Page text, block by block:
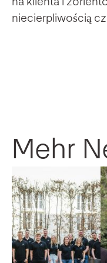
niecierpliwością
Mehr